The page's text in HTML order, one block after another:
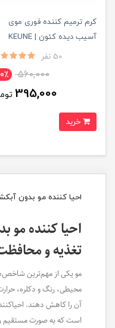
کرم ترمیم کننده فوری موی
آسیب دیده کئون | KEUNE
50 نفر
560,000
395,000
احیا کننده مو بدون
احیا کننده مو
تغذیه و
مو یکی از مهم‌ترین
محیطی، رنگ و دکلره،
آن را کاهش دهند.
است که به صورت مستقیم